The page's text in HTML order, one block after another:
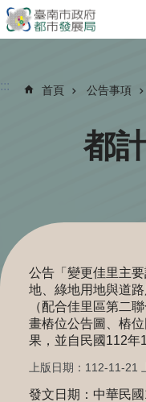
跳到主要內容區塊
::: 首頁 公告事項
都
公告「變更佳里主
地、綠地用地與道
（配合佳里區第二
畫樁位公告圖、樁
果，並自民國112年
上版日期：112-11-21
發文日期：中華民